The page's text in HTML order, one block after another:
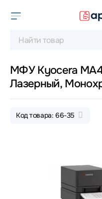
МФУ Kyocera
Лазерный,
Код товара: 66-35